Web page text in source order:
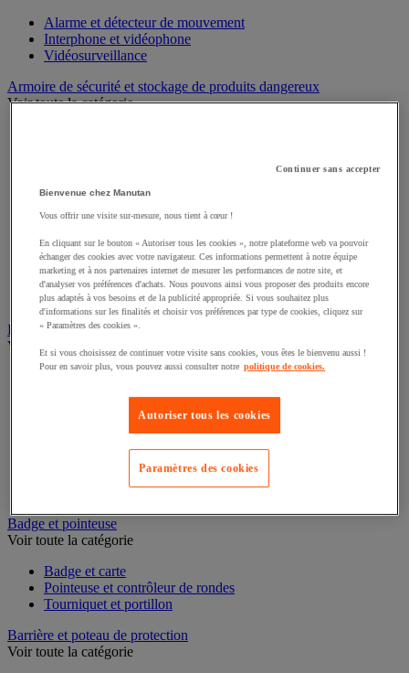
Alarme et détecteur de mouvement
Interphone et vidéophone
Vidéosurveillance
Armoire de sécurité et stockage de produits dangereux
Voir toute la catégorie
Armoire pour batteries lithium-ion
Armoire pour produits corrosifs
Armoire pour produits phytosanitaires
Armoire pour produits toxiques
Caissons de ventilation et filtres
Récipient de sécurité
Bac de rétention et matériel de rétention
Voir toute la catégorie
Bac de rétention
Plate-forme de rétention
Support de soutirage pour fûts
Badge et pointeuse
Voir toute la catégorie
Badge et carte
Pointeuse et contrôleur de rondes
Tourniquet et portillon
Barrière et poteau de protection
Voir toute la catégorie
Continuer sans accepter
Bienvenue chez Manutan
Vous offrir une visite sur-mesure, nous tient à cœur !
En cliquant sur le bouton « Autoriser tous les cookies », notre plateforme web va pouvoir
échanger des cookies avec votre navigateur. Ces informations permettent à notre équipe
marketing et à nos partenaires internet de mesurer les performances de notre site, et
d'analyser vos préférences d'achats. Nous pouvons ainsi vous proposer des produits encore
plus adaptés à vos besoins et de la publicité appropriée. Si vous souhaitez plus
d'informations sur les finalités et choisir vos préférences par type de cookies, cliquez sur
« Paramètres des cookies ».
Et si vous choisissez de continuer votre visite sans cookies, vous êtes le bienvenu aussi !
Pour en savoir plus, vous pouvez aussi consulter notre politique de cookies.
Autoriser tous les cookies
Paramètres des cookies